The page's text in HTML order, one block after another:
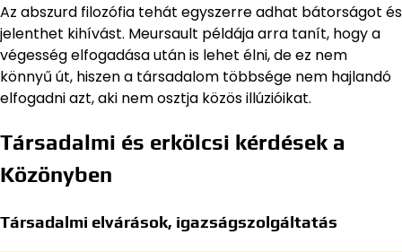
Az abszurd filozófia tehát egyszerre adhat bátorságot és
jelenthet kihívást. Meursault példája arra tanít, hogy a
végesség elfogadása után is lehet élni, de ez nem
könnyű út, hiszen a társadalom többsége nem hajlandó
elfogadni azt, aki nem osztja közös illúzióikat.
Társadalmi és erkölcsi kérdések a
Közönyben
Társadalmi elvárások, igazságszolgáltatás